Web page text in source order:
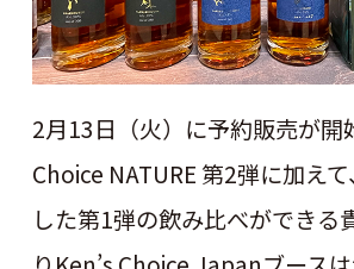
2月13日（火）に予約販売が開
Choice NATURE 第2弾に加え
した第1弾の飲み比べができる